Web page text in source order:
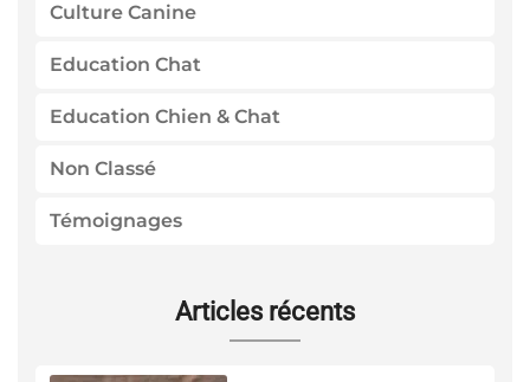
Culture Canine
Education Chat
Education Chien & Chat
Non Classé
Témoignages
Articles récents